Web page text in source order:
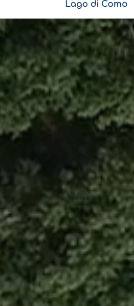
Lago di Como